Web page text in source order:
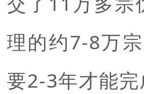
理的约7-8万宗
要2-3年才能完